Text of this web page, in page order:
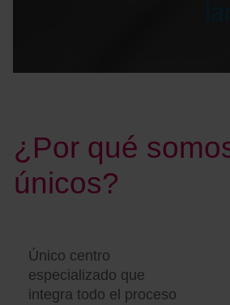
¿Por qué
únicos?
Único centro
especializado que
integra todo el proceso